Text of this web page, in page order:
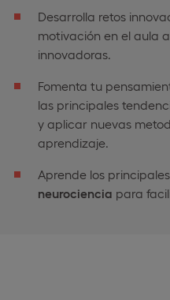
Desarrolla retos
motivación en el aula
innovadoras.
Fomenta tu
las principales
y aplicar nuevas
aprendizaje.
Aprende los
neurociencia para